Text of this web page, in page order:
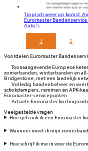
Tropisch weer op komst:
Euromaster Bandenservice
Auto's
1 2
Voordelen Euromaster
Toonaangevende Europese
zomerbanden, winterbanden en
Bridgestone, met een landelijk
Volledig bandenbeheer en
schokdempers, remmen en APK-
Euromaster-servicepunten
Actuele Euromaster
Veelgestelde vragen
Hoe gebruik ik een Euromaster
Wanneer moet ik mijn
Hoe schrijf ik me in voor de